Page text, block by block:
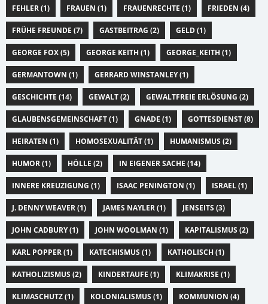
FEHLER (1) FRAUEN (1) FRAUENRECHTE (1) FRIEDEN (4)
FRÜHE FREUNDE (7) GASTBEITRAG (2) GELD (1)
GEORGE FOX (5) GEORGE KEITH (1) GEORGE_KEITH (1)
GERMANTOWN (1) GERRARD WINSTANLEY (1)
GESCHICHTE (14) GEWALT (2) GEWALTFREIE ERLÖSUNG (2)
GLAUBENSGEMEINSCHAFT (1) GNADE (1) GOTTESDIENST (8)
HEIRATEN (1) HOMOSEXUALITÄT (1) HUMANISMUS (2)
HUMOR (1) HÖLLE (2) IN EIGENER SACHE (14)
INNERE KREUZIGUNG (1) ISAAC PENINGTON (1) ISRAEL (1)
J. DENNY WEAVER (1) JAMES NAYLER (1) JENSEITS (3)
JOHN CADBURY (1) JOHN WOOLMAN (1) KAPITALISMUS (2)
KARL POPPER (1) KATECHISMUS (1) KATHOLISCH (1)
KATHOLIZISMUS (2) KINDERTAUFE (1) KLIMAKRISE (1)
KLIMASCHUTZ (1) KOLONIALISMUS (1) KOMMUNION (4)